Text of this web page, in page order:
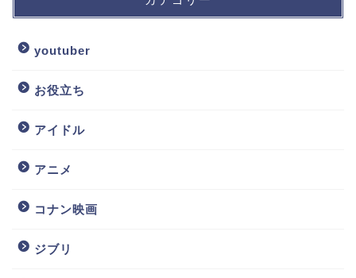
youtuber
お役立ち
アイドル
アニメ
コナン映画
ジブリ